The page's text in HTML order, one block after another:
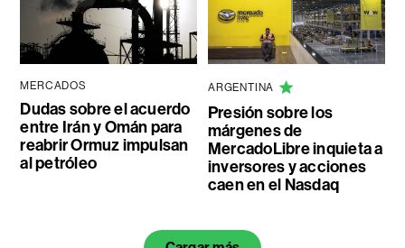
MERCADOS
Dudas sobre el acuerdo
entre Irán y Omán para
reabrir Ormuz impulsan
al petróleo
ARGENTINA
Presión sobre los
márgenes de
MercadoLibre inquieta a
inversores y acciones
caen en el Nasdaq